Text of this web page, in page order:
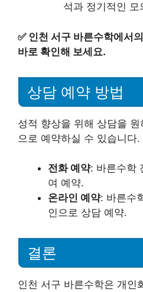
석과 정기적인 모
✅ 인천 서구 바른수학에서
바로 확인해 보세요.
상담 예약 방법
성적 향상을 위해 상담을
으로 예약하실 수 있습니다.
전화 예약: 바른수학
여 예약.
온라인 예약: 바른수
인으로 상담 예약.
결론
인천 서구 바른수학은 개인